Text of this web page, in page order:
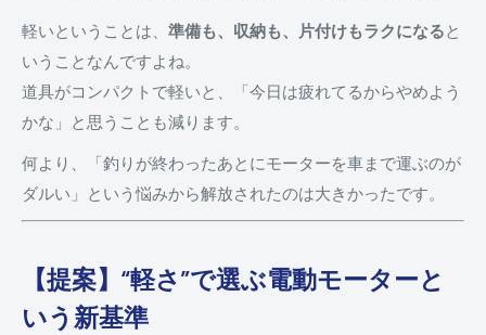
軽いということは、 準備も、収納も、片付けもラクになると
いうことなんですよね。
道具がコンパクトで軽いと、「今日は疲れてるからやめよう
かな」と思うことも減ります。
何より、「釣りが終わったあとにモーターを車まで運ぶのが
ダルい」という悩みから解放されたのは大きかったです。
【提案】“軽さ”で選ぶ電動モーターと
いう新基準